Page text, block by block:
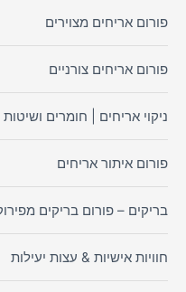
פורום אריחים מצוירים
פורום אריחים צורניים
ניקוי אריחים | חומרים ושיטות
פורום איתור אריחים
בריקים – פורום בריקים
חוויות אישיות & עצות יעילות